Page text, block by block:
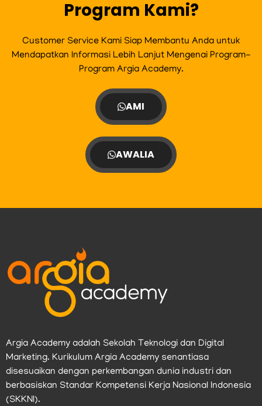
Program Kami?
Customer Service Kami Siap Membantu Anda untuk
Mendapatkan Informasi Lebih Lanjut Mengenai Program-
Program Argia Academy.
AMI
AWALIA
Argia Academy adalah Sekolah Teknologi dan Digital
Marketing. Kurikulum Argia Academy senantiasa
disesuaikan dengan perkembangan dunia industri dan
berbasiskan Standar Kompetensi Kerja Nasional Indonesia
(SKKNI).